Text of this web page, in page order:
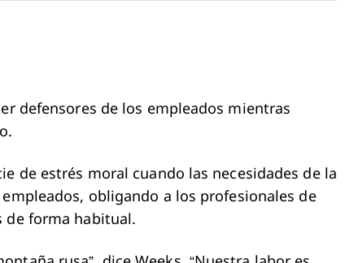
defensores de los empleados mientras
de estrés moral cuando las necesidades de la
obligando a los profesionales de
de forma habitual.